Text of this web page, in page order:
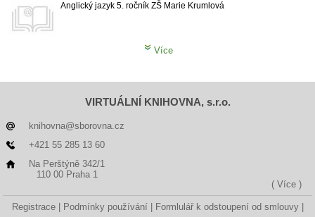
Anglický jazyk 5. ročník ZŠ Marie Krumlová
Více
VIRTUÁLNÍ KNIHOVNA, s.r.o.
knihovna@sborovna.cz
+421 55 285 13 60
Na Perštýně 342/1
110 00 Praha 1
( Více )
Registrace Podmínky používání Formlulář k odstoupení od smlouvy